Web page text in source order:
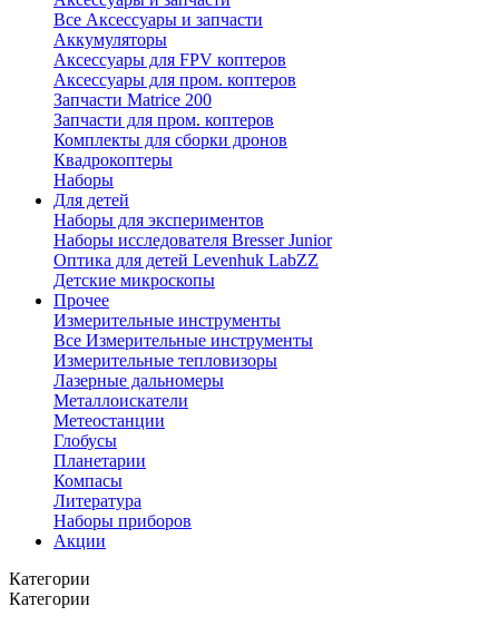
Все Аксессуары и запчасти
Аккумуляторы
Аксессуары для FPV коптеров
Аксессуары для пром. коптеров
Запчасти Matrice 200
Запчасти для пром. коптеров
Комплекты для сборки дронов
Квадрокоптеры
Наборы
Для детей
Наборы для экспериментов
Наборы исследователя Bresser Junior
Оптика для детей Levenhuk LabZZ
Детские микроскопы
Прочее
Измерительные инструменты
Все Измерительные инструменты
Измерительные тепловизоры
Лазерные дальномеры
Металлоискатели
Метеостанции
Глобусы
Планетарии
Компасы
Литература
Наборы приборов
Акции
Категории
Категории